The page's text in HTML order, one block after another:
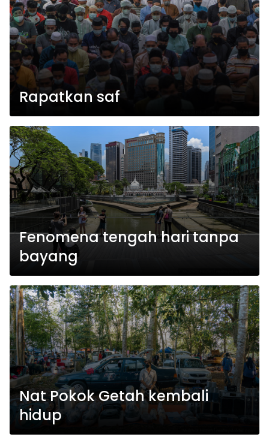
Rapatkan saf
Fenomena tengah hari tanpa
bayang
Nat Pokok Getah kembali
hidup